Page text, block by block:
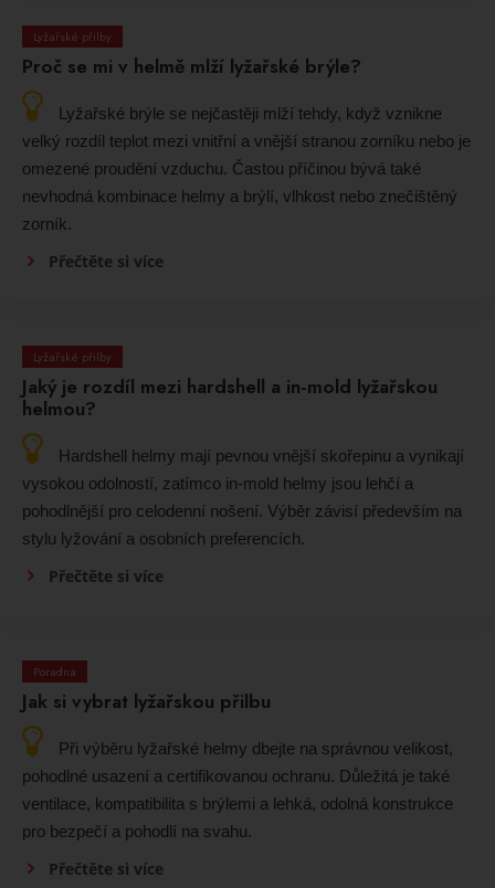
Lyžařské přilby
Proč se mi v helmě mlží lyžařské brýle?
Lyžařské brýle se nejčastěji mlží tehdy, když vznikne
velký rozdíl teplot mezi vnitřní a vnější stranou zorníku nebo je
omezené proudění vzduchu. Častou příčinou bývá také
nevhodná kombinace helmy a brýlí, vlhkost nebo znečištěný
zorník.
Přečtěte si více
Lyžařské přilby
Jaký je rozdíl mezi hardshell a in-mold lyžařskou
helmou?
Hardshell helmy mají pevnou vnější skořepinu a vynikají
vysokou odolností, zatímco in-mold helmy jsou lehčí a
pohodlnější pro celodenní nošení. Výběr závisí především na
stylu lyžování a osobních preferencích.
Přečtěte si více
Poradna
Jak si vybrat lyžařskou přilbu
Při výběru lyžařské helmy dbejte na správnou velikost,
pohodlné usazení a certifikovanou ochranu. Důležitá je také
ventilace, kompatibilita s brýlemi a lehká, odolná konstrukce
pro bezpečí a pohodlí na svahu.
Přečtěte si více